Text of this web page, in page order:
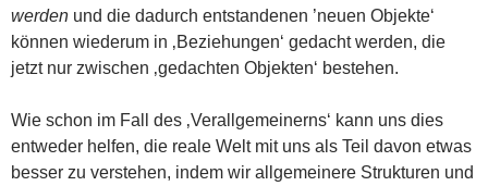
werden und die dadurch entstandenen ’neuen Objekte‘
können wiederum in ‚Beziehungen‘ gedacht werden, die
jetzt nur zwischen ‚gedachten Objekten‘ bestehen.
Wie schon im Fall des ‚Verallgemeinerns‘ kann uns dies
entweder helfen, die reale Welt mit uns als Teil davon etwas
besser zu verstehen, indem wir allgemeinere Strukturen und